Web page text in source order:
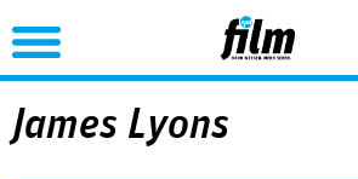
Jump to Navigation
James Lyons